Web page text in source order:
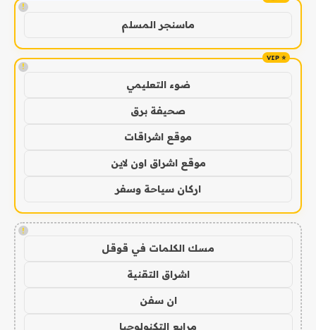
!
ماسنجر المسلم
!
ضوء التعليمي
صحيفة برق
موقع اشراقات
موقع اشراق اون لاين
اركان سياحة وسفر
!
مسك الكلمات في قوقل
اشراق التقنية
ان سفن
مرابع التكنولوجيا